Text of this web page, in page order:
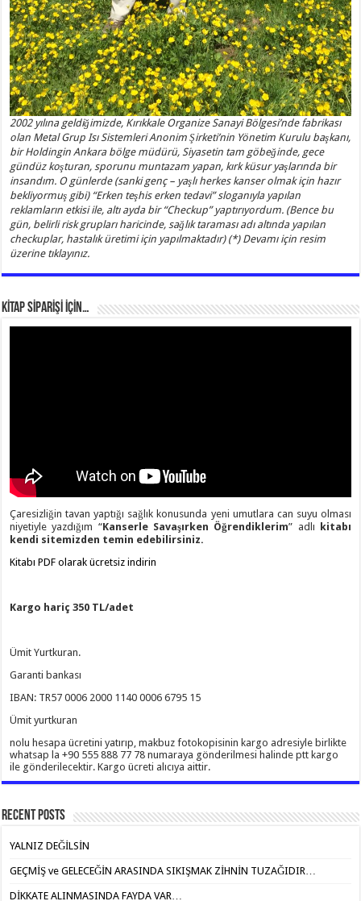
2002 yılına geldiğimizde, Kırıkkale Organize Sanayi Bölgesi’nde fabrikası
olan Metal Grup Isı Sistemleri Anonim Şirketi’nin Yönetim Kurulu başkanı,
bir Holdingin Ankara bölge müdürü, Siyasetin tam göbeğinde, gece
gündüz koşturan, sporunu muntazam yapan, kırk küsur yaşlarında bir
insandım. O günlerde (sanki genç – yaşlı herkes kanser olmak için hazır
bekliyormuş gibi) “Erken teşhis erken tedavi” sloganıyla yapılan
reklamların etkisi ile, altı ayda bir “Checkup” yaptırıyordum. (Bence bu
gün, belirli risk grupları haricinde, sağlık taraması adı altında yapılan
checkuplar, hastalık üretimi için yapılmaktadır) (*) Devamı için resim
üzerine tıklayınız.
KİTAP SİPARİŞİ İÇİN…
Çaresizliğin tavan yaptığı sağlık konusunda yeni umutlara can suyu olması
niyetiyle yazdığım “Kanserle Savaşırken Öğrendiklerim” adlı kitabı
kendi sitemizden temin edebilirsiniz.
Kitabı PDF olarak ücretsiz indirin
Kargo hariç 350 TL/adet
Ümit Yurtkuran.
Garanti bankası
IBAN: TR57 0006 2000 1140 0006 6795 15
Ümit yurtkuran
nolu hesapa ücretini yatırıp, makbuz fotokopisinin kargo adresiyle birlikte
whatsap la +90 555 888 77 78 numaraya gönderilmesi halinde ptt kargo
ile gönderilecektir. Kargo ücreti alıcıya aittir.
Recent Posts
YALNIZ DEĞİLSİN
GEÇMİŞ ve GELECEĞİN ARASINDA SIKIŞMAK ZİHNİN TUZAĞIDIR…
DİKKATE ALINMASINDA FAYDA VAR…